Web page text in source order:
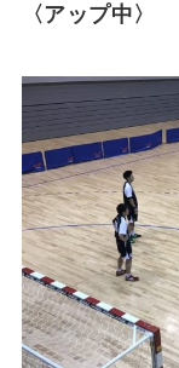
〈アップ中〉